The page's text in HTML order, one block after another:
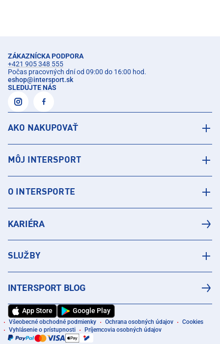
ZÁKAZNÍCKA PODPORA
+421 905 348 555
Počas pracovných dní od 09:00 do 16:00 hod.
eshop@intersport.sk
SLEDUJTE NÁS
AKO NAKUPOVAŤ
MÔJ INTERSPORT
O INTERSPORTE
KARIÉRA
SLUŽBY
INTERSPORT BLOG
App Store Google Play
Všeobecné obchodné podmienky Ochrana osobných údajov
Cookies
Vyhlásenie o prístupnosti
Príjemcovia osobných údajov